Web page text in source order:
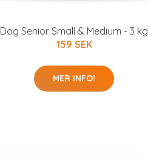
Dog Senior Small & Medium - 3 kg
159 SEK
MER INFO!